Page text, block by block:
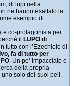
di lupi nella
ne hanno esaltato la
esempio di
e co-protagonista per
il
LUPO di
tutto con l’Ezechiele di
fa di tutto per
. Un po’ impacciato e
della propria
solo dei suoi peli.